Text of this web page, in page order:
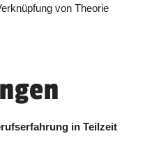
von Theorie
in Teilzeit